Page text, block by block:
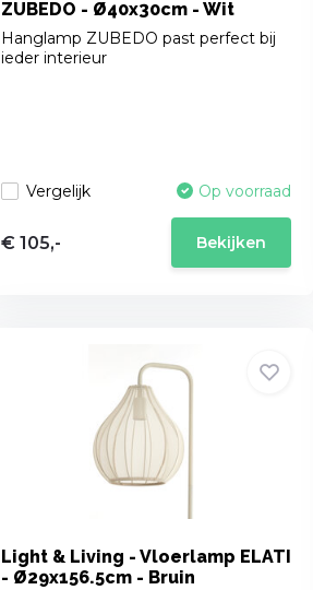
ZUBEDO - Ø40x30cm - Wit
Hanglamp ZUBEDO past perfect bij
ieder interieur
Vergelijk Op voorraad
€ 105,- Bekijken
Light & Living - Vloerlamp ELATI
- Ø29x156.5cm - Bruin